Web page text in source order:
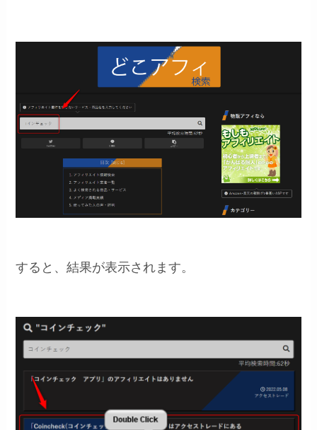
すると、結果が表示されます。